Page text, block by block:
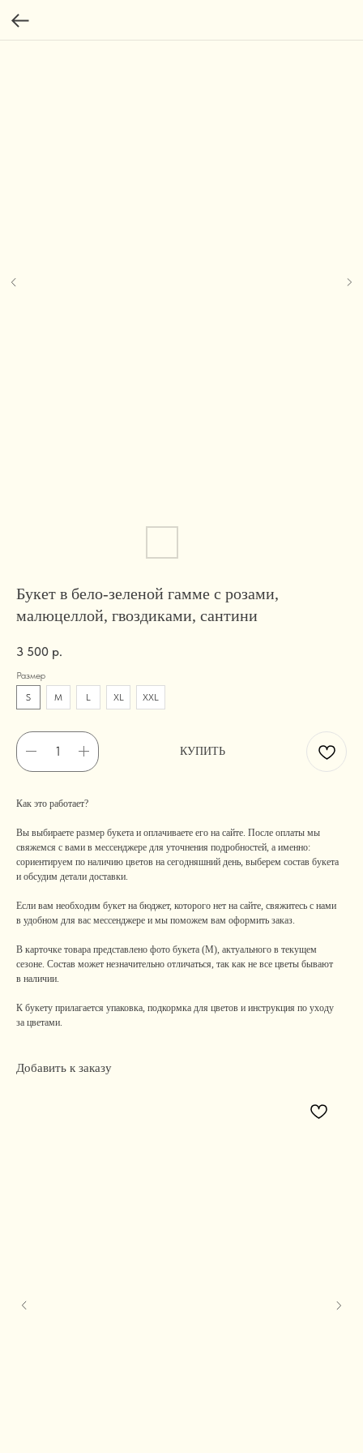
Букет в бело-зеленой гамме с розами,
малюцеллой, гвоздиками, сантини
3 500 р.
Размер
S
M L XL XXL
КУПИТЬ
Как это работает?
Вы выбираете размер букета и оплачиваете его на сайте. После оплаты мы
свяжемся с вами в мессенджере для уточнения подробностей, а именно:
сориентируем по наличию цветов на сегодняшний день, выберем состав букета
и обсудим детали доставки.
Если вам необходим букет на бюджет, которого нет на сайте, свяжитесь с нами
в удобном для вас мессенджере и мы поможем вам оформить заказ.
В карточке товара представлено фото букета (М), актуального в текущем
сезоне. Состав может незначительно отличаться, так как не все цветы бывают
в наличии.
К букету прилагается упаковка, подкормка для цветов и инструкция по уходу
за цветами.
Добавить к заказу